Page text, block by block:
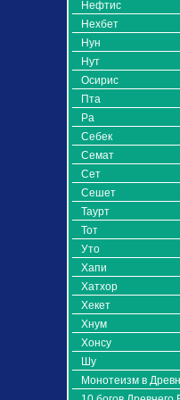
Нефтис
Нехбет
Нун
Нут
Осирис
Пта
Ра
Себек
Семат
Сет
Сешет
Таурт
Тот
Уто
Хапи
Хатхор
Хекет
Хнум
Хонсу
Шу
Монотеизм в